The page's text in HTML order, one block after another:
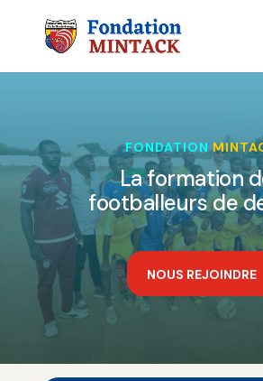
FONDATION
La formation
footballeurs de
NOUS REJOINDRE